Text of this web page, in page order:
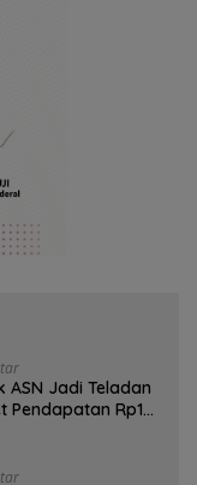
ASN Jadi Teladan
Pendapatan Rp1